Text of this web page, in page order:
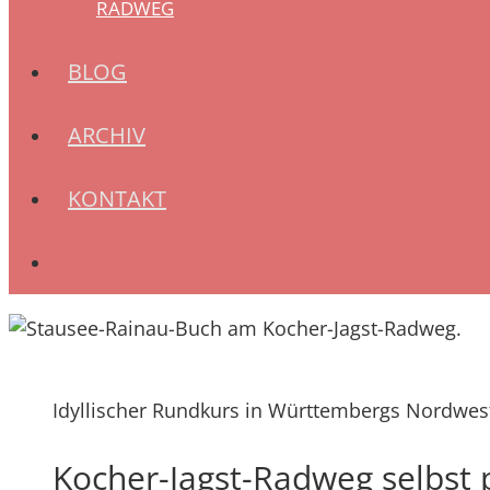
RADWEG
BLOG
ARCHIV
KONTAKT
Idyllischer Rundkurs in Württembergs
Kocher-Jagst-Radweg selbst